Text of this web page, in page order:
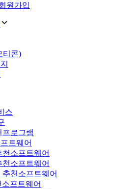
원가입
티콘)
스
프로그램
트웨어
소프트웨어
소프트웨어
추천소프트웨어
소프트웨어